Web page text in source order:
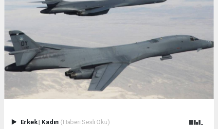
Erkek| Kadın (Haberi Sesli Oku)